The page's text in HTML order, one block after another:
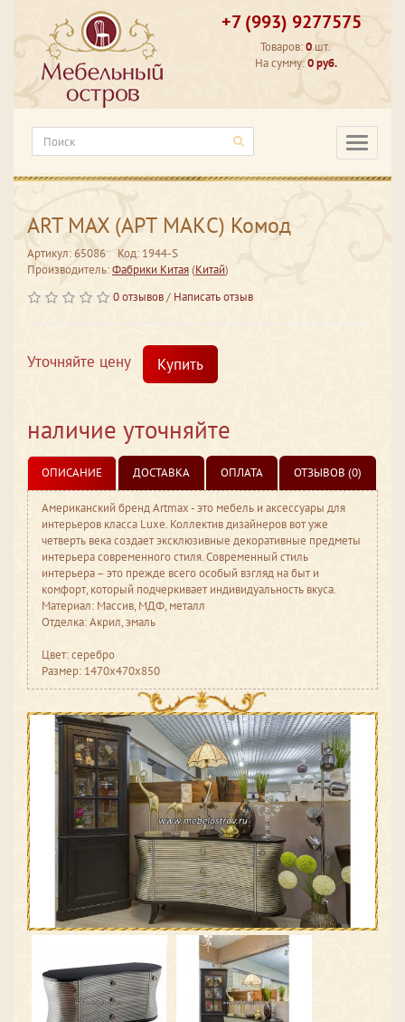
+7 (993) 9277575
Товаров:0 шт.
На сумму:0 руб.
ART MAX (АРТ МАКС) Комод
Артикул: 65086
Код: 1944-S
Производитель:Фабрики Китая(Китай)
0 отзывов/ Написать отзыв
Уточняйте цену Купить
наличие уточняйте
ОПИСАНИЕ ДОСТАВКА ОПЛАТА ОТЗЫВОВ (0)
Американский бренд Artmax - это мебель и аксессуары для
интерьеров класса Luxe. Коллектив дизайнеров вот уже
четверть века создает эксклюзивные декоративные предметы
интерьера современного стиля. Современный стиль
интерьера – это прежде всего особый взгляд на быт и
комфорт, который подчеркивает индивидуальность вкуса.
Материал: Массив, МДФ, металл
Отделка: Акрил, эмаль
Цвет: серебро
Размер: 1470x470x850